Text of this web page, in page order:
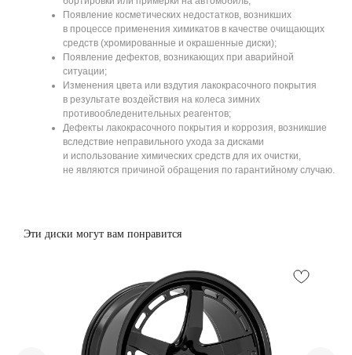
Появление косметических недостатков, возникших
в процессе применения химикатов в качестве очищающих
средств (хромированные и окрашенные диски);
Появление дефектов, возникающих при аварийной
ситуации;
Изменения цвета или вздутия лакокрасочного покрытия
в результате воздействия на колеса зимних
противообледенительных реагентов;
Дефекты лакокрасочного покрытия и коррозия, возникшие
вследствие неправильного ухода за дисками
и использование химических средств для их очистки,
не являются причиной обращения по гарантийному случаю.
Эти диски могут вам понравится